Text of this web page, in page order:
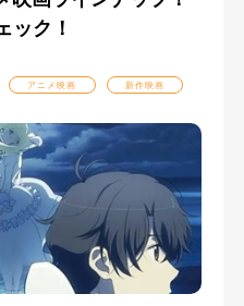
娘になってみせる
】
ック！
アニメ映画 新作映画